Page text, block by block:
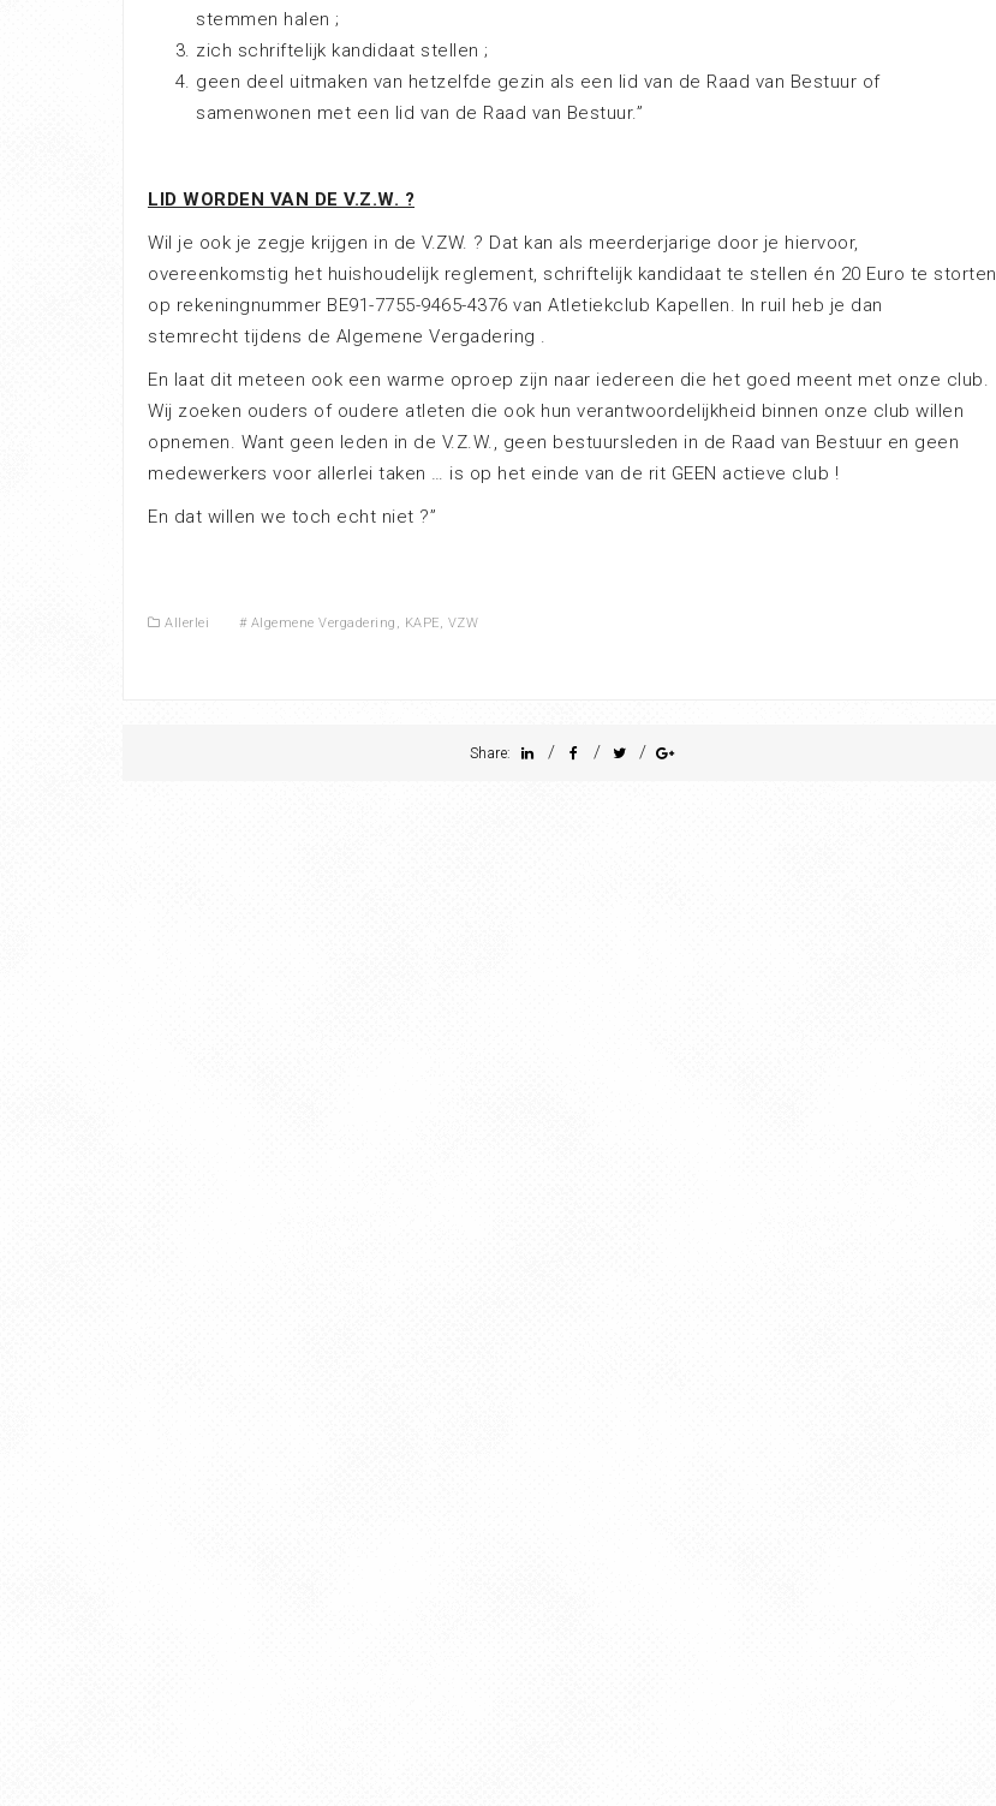
stemmen halen ;
zich schriftelijk kandidaat stellen ;
geen deel uitmaken van hetzelfde gezin als een lid van de Raad van Bestuur of
samenwonen met een lid van de Raad van Bestuur.”
LID WORDEN VAN DE V.Z.W. ?
Wil je ook je zegje krijgen in de V.ZW. ? Dat kan als meerderjarige door je hiervoor,
overeenkomstig het huishoudelijk reglement, schriftelijk kandidaat te stellen én 20 Euro te storten
op rekeningnummer BE91-7755-9465-4376 van Atletiekclub Kapellen. In ruil heb je dan
stemrecht tijdens de Algemene Vergadering .
En laat dit meteen ook een warme oproep zijn naar iedereen die het goed meent met onze club.
Wij zoeken ouders of oudere atleten die ook hun verantwoordelijkheid binnen onze club willen
opnemen. Want geen leden in de V.Z.W., geen bestuursleden in de Raad van Bestuur en geen
medewerkers voor allerlei taken … is op het einde van de rit GEEN actieve club !
En dat willen we toch echt niet ?”
Allerlei # Algemene Vergadering , KAPE, VZW
Share: / / /